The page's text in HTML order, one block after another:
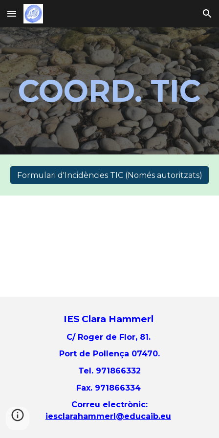
Skip to main content Skip to navigation
COORD. TIC
Formulari d'Incidències TIC (Només autoritzats)
IES Clara Hammerl
C/ Roger de Flor, 81.
Port de Pollença 07470.
Tel. 971866332
Fax. 971866334
Correu electrònic:
iesclarahammerl@educaib.eu